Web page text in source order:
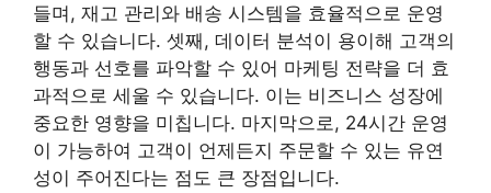
들며, 재고 관리와 배송 시스템을 효율적으로 운영
할 수 있습니다. 셋째, 데이터 분석이 용이해 고객의
행동과 선호를 파악할 수 있어 마케팅 전략을 더 효
과적으로 세울 수 있습니다. 이는 비즈니스 성장에
중요한 영향을 미칩니다. 마지막으로, 24시간 운영
이 가능하여 고객이 언제든지 주문할 수 있는 유연
성이 주어진다는 점도 큰 장점입니다.